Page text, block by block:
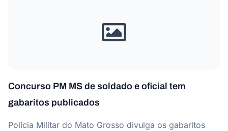
Concurso PM MS de soldado e oficial tem
gabaritos publicados
Polícia Militar do Mato Grosso divulga os gabaritos